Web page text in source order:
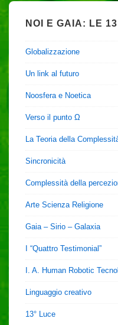
NOI E GAIA: LE 13
Globalizzazione
Un link al futuro
Noosfera e Noetica
Verso il punto Ω
La Teoria della
Sincronicità
Complessità della
Arte Scienza Religione
Gaia – Sirio – Galaxia
I “Quattro Testimonial”
I. A. Human Robotic
Linguaggio creativo
13° Luce